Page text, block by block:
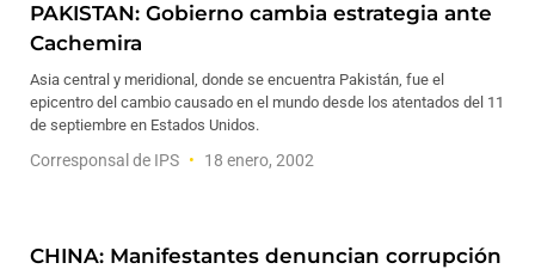
PAKISTAN: Gobierno cambia estrategia ante
Cachemira
Asia central y meridional, donde se encuentra Pakistán, fue el
epicentro del cambio causado en el mundo desde los atentados del 11
de septiembre en Estados Unidos.
Corresponsal de IPS 18 enero, 2002
CHINA: Manifestantes denuncian corrupción